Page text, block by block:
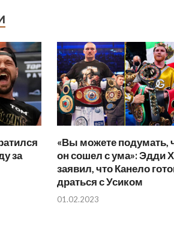
за
«Вы можете подумать,
он сошел с ума»: Эдди
заявил, что Канело
драться с Усиком
01.02.2023